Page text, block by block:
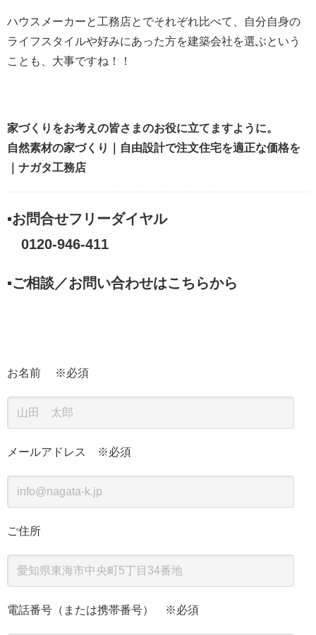
ハウスメーカーと工務店とでそれぞれ比べて、自分自身の
ライフスタイルや好みにあった方を建築会社を選ぶという
ことも、大事ですね！！
家づくりをお考えの皆さまのお役に立てますように。
自然素材の家づくり｜自由設計で注文住宅を適正な価格を
｜ナガタ工務店
▪お問合せフリーダイヤル
0120-946-411
▪ご相談／お問い合わせはこちらから
お名前 ※必須
メールアドレス ※必須
ご住所
電話番号（または携帯番号） ※必須